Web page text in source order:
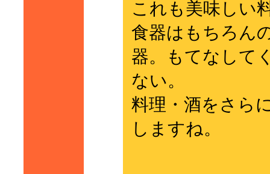
これも美味しい
食器はもちろん
器。もてなして
ない。
料理・酒をさら
しますね。